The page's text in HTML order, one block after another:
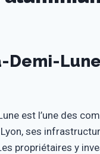
Demi-
est l’une des
ses
propriétaires y